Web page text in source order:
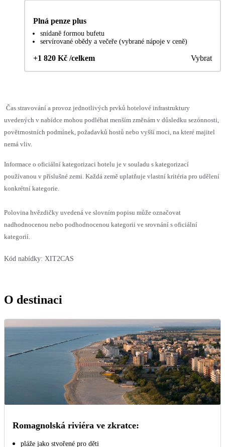
Plná penze plus
snídaně formou bufetu
servírované obědy a večeře (vybrané nápoje v ceně)
+1 820 Kč /celkem Vybrat
Čas stravování a provoz jednotlivých prvků hotelové infrastruktury
uvedených v nabídce mohou podléhat menším změnám v důsledku sezónnosti,
povětrnostních podmínek, požadavků hostů nebo vyšší moci, na které majitel
nemá vliv.
Informace o oficiální kategorizaci hotelu je v souladu s kategorizací
používanou v příslušné zemi. Každá země uplatňuje vlastní kritéria pro udělení
konkrétní kategorie.
Polovina hvězdičky uvedená ve slovním popisu může označovat
nadhodnocenou nebo podhodnocenou kategorii ve srovnání s oficiální
kategorií.
Kód nabídky: XIT2CAS
O destinaci
Romagnolská riviéra ve zkratce:
pláže jako stvořené pro děti